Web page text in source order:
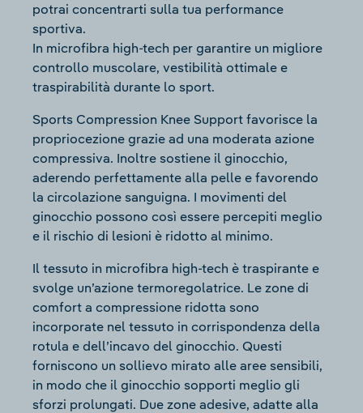
potrai concentrarti sulla tua performance
sportiva.
In microfibra high-tech per garantire un migliore
controllo muscolare, vestibilità ottimale e
traspirabilità durante lo sport.
Sports Compression Knee Support favorisce la
propriocezione grazie ad una moderata azione
compressiva. Inoltre sostiene il ginocchio,
aderendo perfettamente alla pelle e favorendo
la circolazione sanguigna. I movimenti del
ginocchio possono così essere percepiti meglio
e il rischio di lesioni è ridotto al minimo.
Il tessuto in microfibra high-tech è traspirante e
svolge un’azione termoregolatrice. Le zone di
comfort a compressione ridotta sono
incorporate nel tessuto in corrispondenza della
rotula e dell’incavo del ginocchio. Questi
forniscono un sollievo mirato alle aree sensibili,
in modo che il ginocchio sopporti meglio gli
sforzi prolungati. Due zone adesive, adatte alla